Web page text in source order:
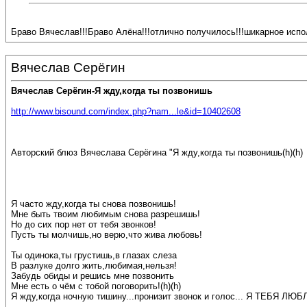
Браво Вячеслав!!!Браво Алёна!!!отлично получилось!!!шикарное
Вячеслав Серёгин
Вячеслав Серёгин-Я жду,когда ты позвонишь
http://www.bisound.com/index.php?nam...le&id=10402608
Авторский блюз Вячеслава Серёгина "Я жду,когда ты позвонишь(h)(h)
Я часто жду,когда ты снова позвонишь!
Мне быть твоим любимым снова разрешишь!
Но до сих пор нет от тебя звонков!
Пусть ты молчишь,но верю,что жива любовь!
Ты одинока,ты грустишь,в глазах слеза
В разлуке долго жить,любимая,нельзя!
Забудь обиды и решись мне позвонить
Мне есть о чём с тобой поговорить!(h)(h)
Я жду,когда ночную тишину...пронизит звонок и голос... Я ТЕБЯ